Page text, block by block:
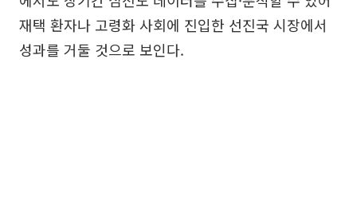
재택 환자나 고령화 사회에 진입한 선진국 시장에서
성과를 거둘 것으로 보인다.